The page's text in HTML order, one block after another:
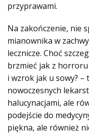
przyprawami.
Na zakończenie, nie
mianownika w
lecznicze. Choć
brzmieć jak z horroru
i wzrok jak u sowy? –
nowoczesnych
halucynacjami, ale
podejście do
piękna, ale również